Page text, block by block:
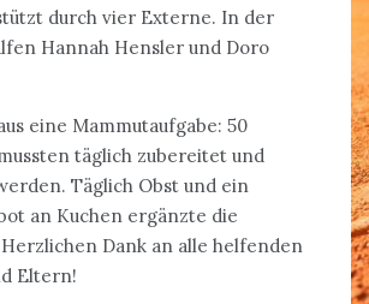
durch vier Externe. In der
Hannah Hensler und Doro
eine Mammutaufgabe: 50
täglich zubereitet und
Täglich Obst und ein
an Kuchen ergänzte die
Dank an alle helfenden
Eltern!